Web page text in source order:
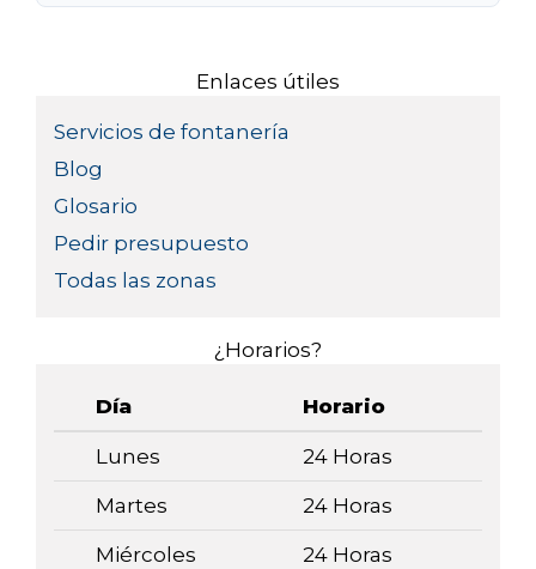
Enlaces útiles
Servicios de fontanería
Blog
Glosario
Pedir presupuesto
Todas las zonas
¿Horarios?
Día Horario
Lunes 24 Horas
Martes 24 Horas
Miércoles 24 Horas